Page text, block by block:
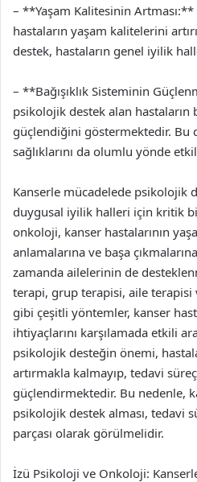
– **Yaşam Kalitesinin
hastaların yaşam kalitelerini
destek, hastaların genel iyilik
– **Bağışıklık Sisteminin
psikolojik destek alan hastaların
güçlendiğini göstermektedir. Bu
sağlıklarını da olumlu yönde
Kanserle mücadelede psikolojik
duygusal iyilik halleri için kritik
onkoloji, kanser hastalarının
anlamalarına ve başa
zamanda ailelerinin de
terapi, grup terapisi, aile
gibi çeşitli yöntemler, kanser
ihtiyaçlarını karşılamada etkili
psikolojik desteğin önemi,
artırmakla kalmayıp, tedavi
güçlendirmektedir. Bu nedenle,
psikolojik destek alması, tedavi
parçası olarak görülmelidir.
İzü Psikoloji ve Onkoloji: